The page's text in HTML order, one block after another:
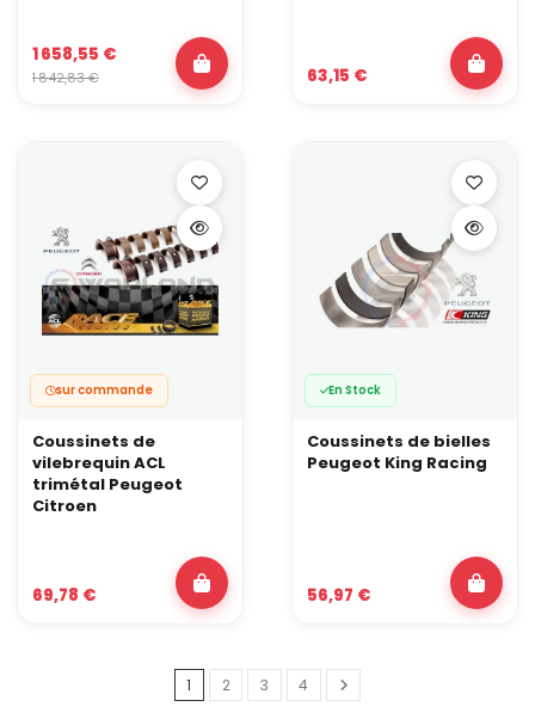
1 658,55 €
1 842,83 € 63,15 €
sur commande
Coussinets de
vilebrequin ACL
trimétal Peugeot
Citroen
69,78 €
En Stock
Coussinets de bielles
Peugeot King Racing
56,97 €
1 2 3 4